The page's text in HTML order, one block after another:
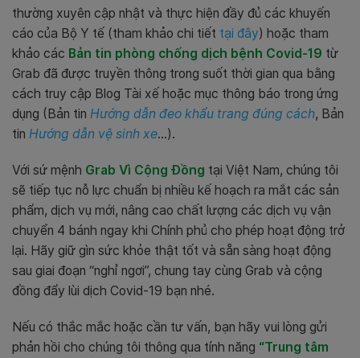
thường xuyên cập nhật và thực hiện đầy đủ các khuyến
cáo của Bộ Y tế (tham khảo chi tiết tại đây) hoặc tham
khảo các Bản tin phòng chống dịch bệnh Covid-19 từ
Grab đã được truyền thông trong suốt thời gian qua bằng
cách truy cập Blog Tài xế hoặc mục thông báo trong ứng
dụng (Bản tin Hướng dẫn đeo khẩu trang đúng cách, Bản
tin Hướng dẫn vệ sinh xe…).
Với sứ mệnh Grab Vì Cộng Đồng tại Việt Nam, chúng tôi
sẽ tiếp tục nỗ lực chuẩn bị nhiều kế hoạch ra mắt các sản
phẩm, dịch vụ mới, nâng cao chất lượng các dịch vụ vận
chuyển 4 bánh ngay khi Chính phủ cho phép hoạt động trở
lại. Hãy giữ gìn sức khỏe thật tốt và sẵn sàng hoạt động
sau giai đoạn “nghỉ ngơi”, chung tay cùng Grab và cộng
đồng đẩy lùi dịch Covid-19 bạn nhé.
Nếu có thắc mắc hoặc cần tư vấn, bạn hãy vui lòng gửi
phản hồi cho chúng tôi thông qua tính năng “Trung tâm